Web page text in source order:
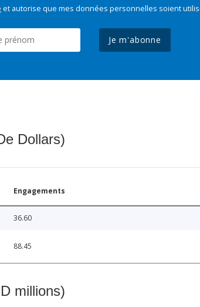
et autorise que mes données personnelles soient
Je m'abonne
Dollars)
Engagements
36.60
88.45
millions)